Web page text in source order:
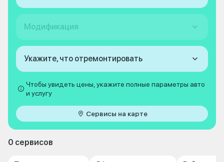
Модификация
Укажите, что отремонтировать
Чтобы увидеть цены, укажите полные параметры авто
и услугу
Сервисы на карте
0 сервисов